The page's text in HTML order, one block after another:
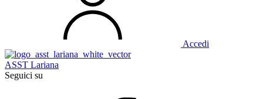
Accedi
ASST Lariana
Seguici su